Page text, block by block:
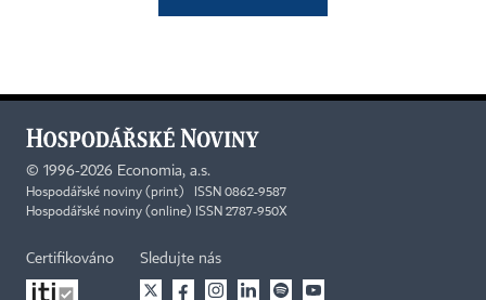
© 1996-2026 Economia, a.s.
Hospodářské noviny (print) ISSN 0862-9587
Hospodářské noviny (online) ISSN 2787-950X
Certifikováno Sledujte nás